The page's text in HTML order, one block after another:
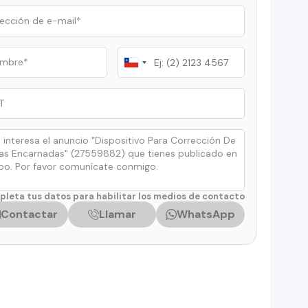
Chile
+56
tus datos para habilitar los medios de contacto
Contactar Llamar WhatsApp